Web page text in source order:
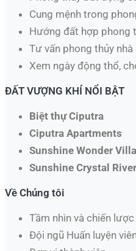
Cung mệnh trong
Hướng đất hợp phong
Tư vấn phong thủy nhà
Xem ngày động thổ,
ĐẤT VƯỢNG KHÍ NỔI BẬT
Biệt thự Ciputra
Ciputra Apartments
Sunshine Wonder
Sunshine Crystal River
Về Chúng tôi
Tầm nhìn và chiến lược
Đội ngũ Huấn luyện